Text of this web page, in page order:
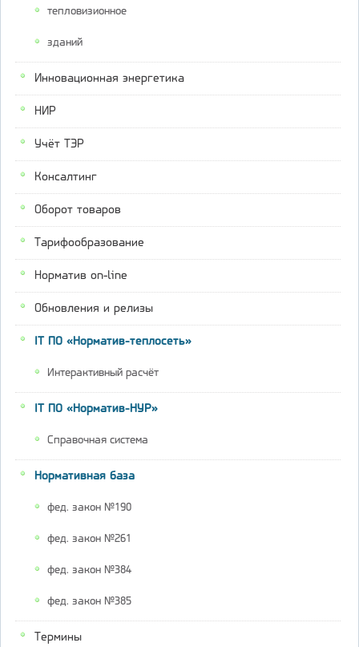
тепловизионное
зданий
Инновационная энергетика
НИР
Учёт ТЭР
Консалтинг
Оборот товаров
Тарифообразование
Норматив on-line
Обновления и релизы
IT ПО «Норматив-теплосеть»
Интерактивный расчёт
IT ПО «Норматив-НУР»
Справочная система
Нормативная база
фед. закон №190
фед. закон №261
фед. закон №384
фед. закон №385
Термины